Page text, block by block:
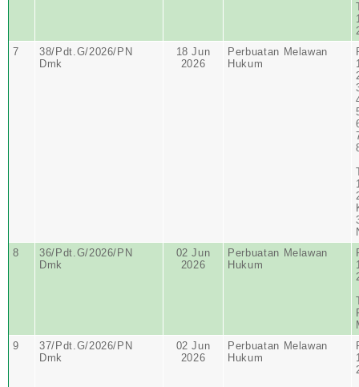
7
38/Pdt.G/2026/PN
Dmk
18 Jun
2026
Perbuatan Melawan
Hukum
8
36/Pdt.G/2026/PN
Dmk
02 Jun
2026
Perbuatan Melawan
Hukum
9
37/Pdt.G/2026/PN
Dmk
02 Jun
2026
Perbuatan Melawan
Hukum